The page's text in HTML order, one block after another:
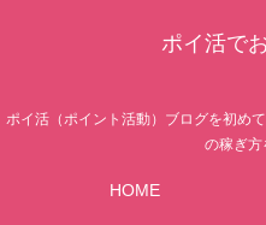
ポイ活で
ポイ活（ポイント活動）ブログを初め
の稼ぎ方
HOME